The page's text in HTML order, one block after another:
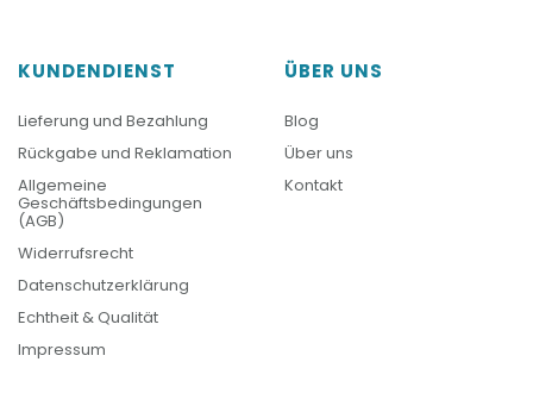
KUNDENDIENST
Lieferung und Bezahlung
Rückgabe und Reklamation
Allgemeine
Geschäftsbedingungen
(AGB)
Widerrufsrecht
Datenschutzerklärung
Echtheit & Qualität
Impressum
ÜBER UNS
Blog
Über uns
Kontakt